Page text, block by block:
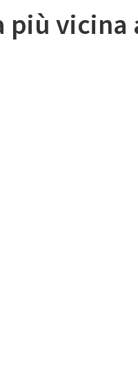
più vicina